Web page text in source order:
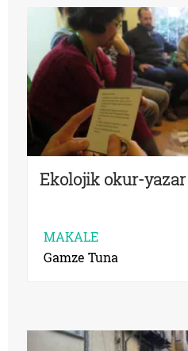
Ekolojik okur-
MAKALE
Gamze Tuna